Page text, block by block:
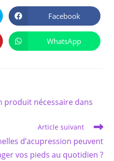
CE
CONTENU
Ouvrir
dans
une
autre
fenêtre
Facebook
Ouvrir
dans
WhatsApp
produit nécessaire dans
Article suivant
d’acupression peuvent
vos pieds au quotidien ?